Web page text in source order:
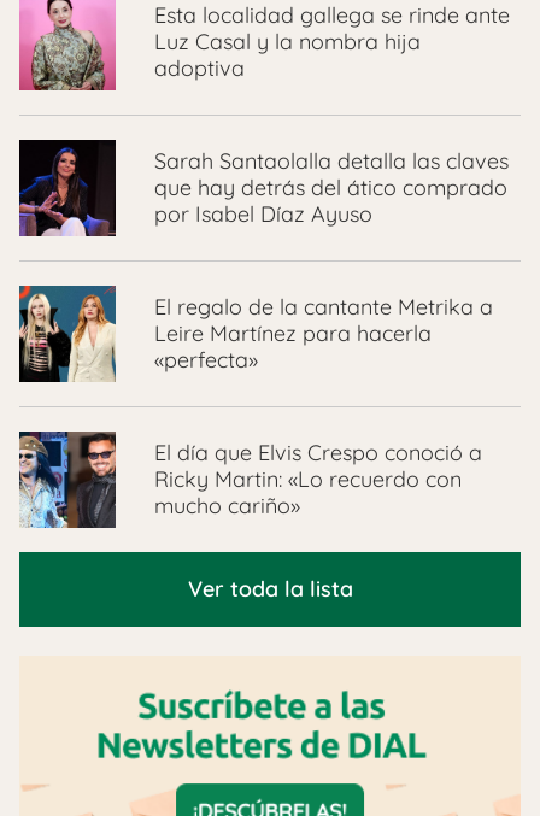
Esta localidad gallega se rinde ante
Luz Casal y la nombra hija
adoptiva
Sarah Santaolalla detalla las claves
que hay detrás del ático comprado
por Isabel Díaz Ayuso
El regalo de la cantante Metrika a
Leire Martínez para hacerla
«perfecta»
El día que Elvis Crespo conoció a
Ricky Martin: «Lo recuerdo con
mucho cariño»
Ver toda la lista